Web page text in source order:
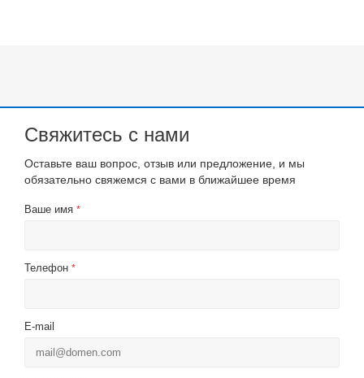
Свяжитесь с нами
Оставьте ваш вопрос, отзыв или предложение, и мы
обязательно свяжемся с вами в ближайшее время
Ваше имя *
Телефон *
E-mail